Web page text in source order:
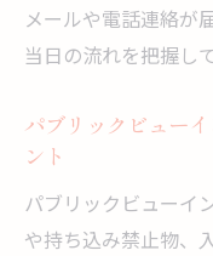
メールや電話連絡が
当日の流れを把握し
パブリックビュー
ント
パブリックビューイ
や持ち込み禁止物、